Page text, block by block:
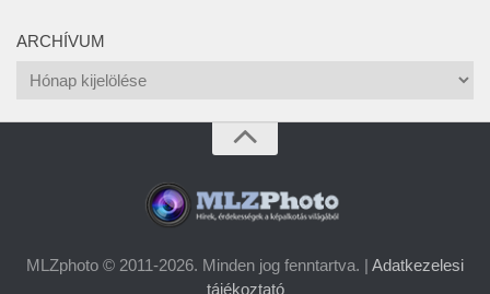
ARCHÍVUM
Archívum
MLZphoto © 2011-2026. Minden jog fenntartva. | Adatkezelesi
tájékoztató